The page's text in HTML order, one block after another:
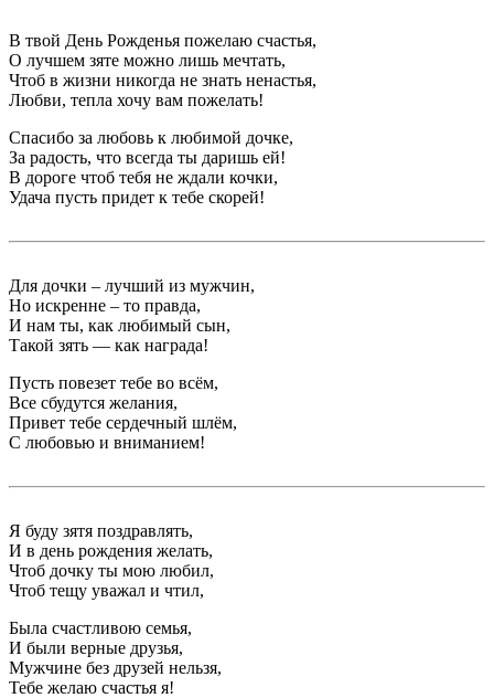
В твой День Рожденья пожелаю счастья,
О лучшем зяте можно лишь мечтать,
Чтоб в жизни никогда не знать ненастья,
Любви, тепла хочу вам пожелать!
Спасибо за любовь к любимой дочке,
За радость, что всегда ты даришь ей!
В дороге чтоб тебя не ждали кочки,
Удача пусть придет к тебе скорей!
Для дочки – лучший из мужчин,
Но искренне – то правда,
И нам ты, как любимый сын,
Такой зять — как награда!
Пусть повезет тебе во всём,
Все сбудутся желания,
Привет тебе сердечный шлём,
С любовью и вниманием!
Я буду зятя поздравлять,
И в день рождения желать,
Чтоб дочку ты мою любил,
Чтоб тещу уважал и чтил,
Была счастливою семья,
И были верные друзья,
Мужчине без друзей нельзя,
Тебе желаю счастья я!